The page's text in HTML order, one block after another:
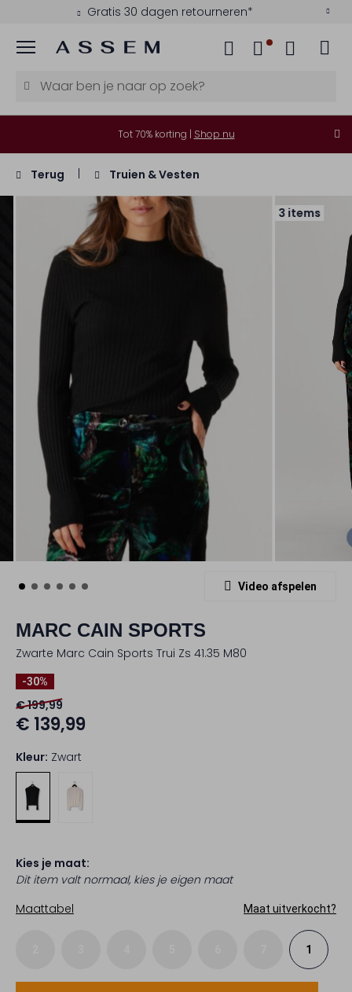
Gratis 30 dagen retourneren*
Menu
Tot 70% korting | Shop nu
Terug Truien & Vesten
3 items
Video afspelen
MARC CAIN SPORTS
Zwarte Marc Cain Sports Trui Zs 41.35 M80
-30%
€ 199,99
€ 139,99
Kleur: Zwart
Kies je maat:
Dit item valt normaal, kies je eigen maat
Maattabel
Maat uitverkocht?
1